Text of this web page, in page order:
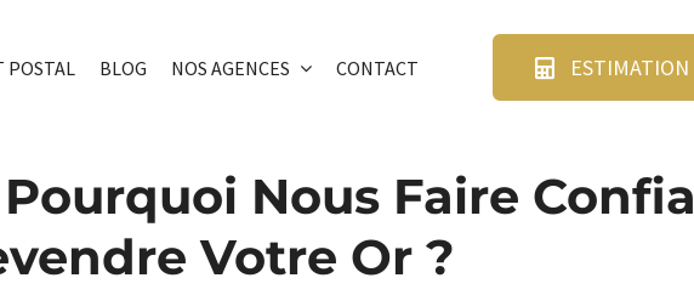
POSTAL BLOG NOS AGENCES CONTACT ESTIMATION
Nous Faire
Votre Or ?